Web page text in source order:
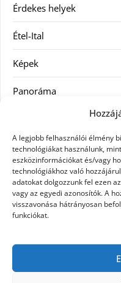
A legjobb felhasználói élmény
technológiákat használunk,
eszközinformációkat és/vagy
technológiákhoz való
adatokat dolgozzunk fel ezen
vagy az egyedi azonosítók. A
visszavonása hátrányosan
funkciókat.
Érdekes helyek
Étel-Ital
Képek
Panoráma
Szolgáltatás
Vásárlás
Webáruházak
gin árak